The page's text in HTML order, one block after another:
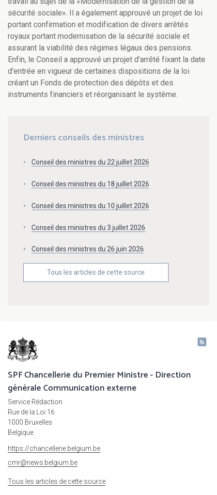
sécurité sociale». Il a également approuvé un projet de loi
portant confirmation et modification de divers arrêtés
royaux portant modernisation de la sécurité sociale et
assurant la viabilité des régimes légaux des pensions.
Enfin, le Conseil a approuvé un projet d'arrêté fixant la date
d'entrée en vigueur de certaines dispositions de la loi
créant un Fonds de protection des dépôts et des
instruments financiers et réorganisant le système.
Derniers conseils des ministres
Conseil des ministres du 22 juillet 2026
Conseil des ministres du 18 juillet 2026
Conseil des ministres du 10 juillet 2026
Conseil des ministres du 3 juillet 2026
Conseil des ministres du 26 juin 2026
Tous les articles de cette source
SPF Chancellerie du Premier Ministre - Direction
générale Communication externe
Service Rédaction
Rue de la Loi 16
1000 Bruxelles
Belgique
https://chancellerie.belgium.be
cmr@news.belgium.be
Tous les articles de cette source